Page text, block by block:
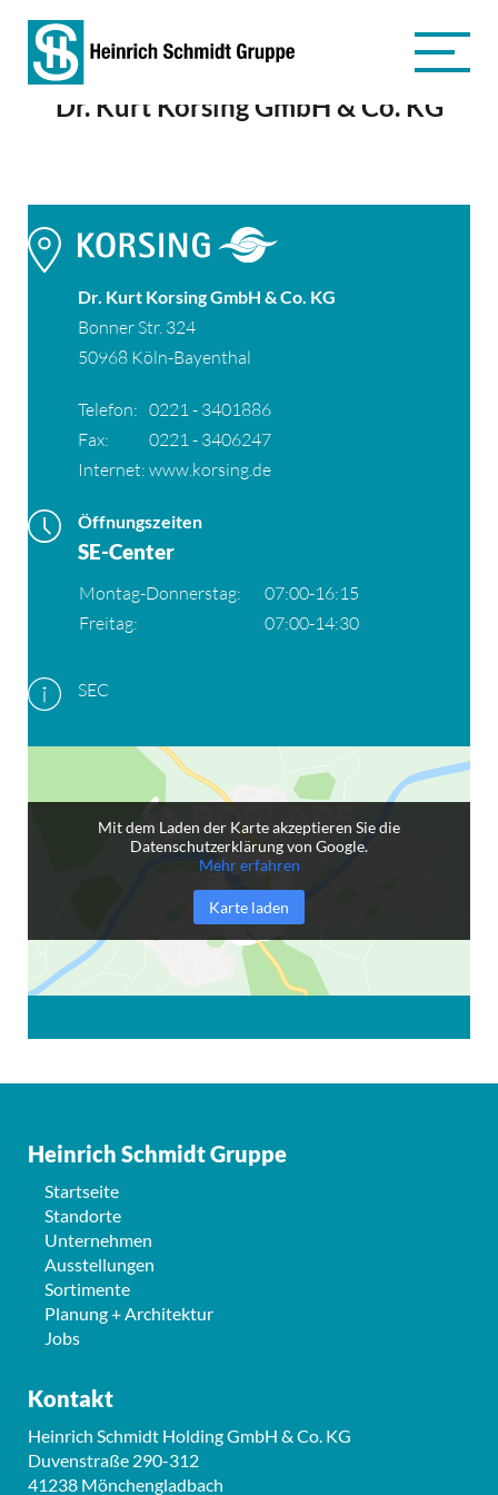
Dr. Kurt Korsing GmbH & Co. KG
Dr. Kurt Korsing GmbH & Co. KG
Bonner Str. 324
50968 Köln-Bayenthal
Telefon: 0221 - 3401886
Fax:
0221 - 3406247
Internet: www.korsing.de
Öffnungszeiten
SE-Center
Montag-Donnerstag:
07:00-16:15
Freitag:
07:00-14:30
SEC
Mit dem Laden der Karte akzeptieren Sie die
Datenschutzerklärung von Google.
Mehr erfahren
Karte laden
Heinrich Schmidt Gruppe
Startseite
Standorte
Unternehmen
Ausstellungen
Sortimente
Planung + Architektur
Jobs
Kontakt
Heinrich Schmidt Holding GmbH & Co. KG
Duvenstraße 290-312
41238 Mönchengladbach